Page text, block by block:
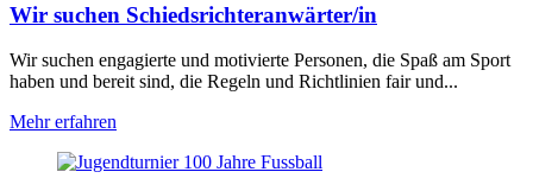
Wir suchen Schiedsrichteranwärter/in
Wir suchen engagierte und motivierte Personen, die Spaß am Sport
haben und bereit sind, die Regeln und Richtlinien fair und...
Mehr erfahren